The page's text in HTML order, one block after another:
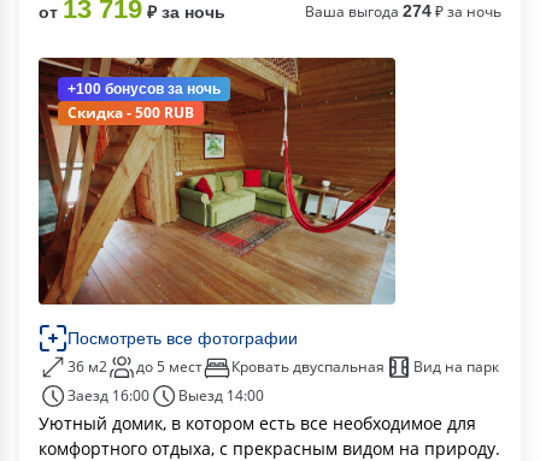
от 13 719 ₽ за ночь Ваша выгода 274₽ за ночь
+100 бонусов за ночь
Скидка - 500 RUB
Посмотреть все фотографии
36 м2 до 5 мест Кровать двуспальная
Вид на парк
Заезд 16:00
Выезд 14:00
Уютный домик, в котором есть все необходимое для
комфортного отдыха, с прекрасным видом на природу.